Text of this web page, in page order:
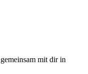
mit dir in